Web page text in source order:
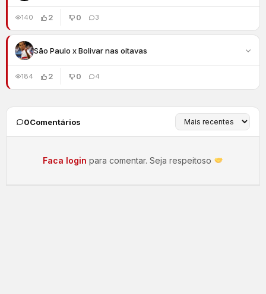
140 2 0 3
São Paulo x Bolivar nas oitavas
184 2 0 4
0Comentários
Faca login para comentar. Seja respeitoso